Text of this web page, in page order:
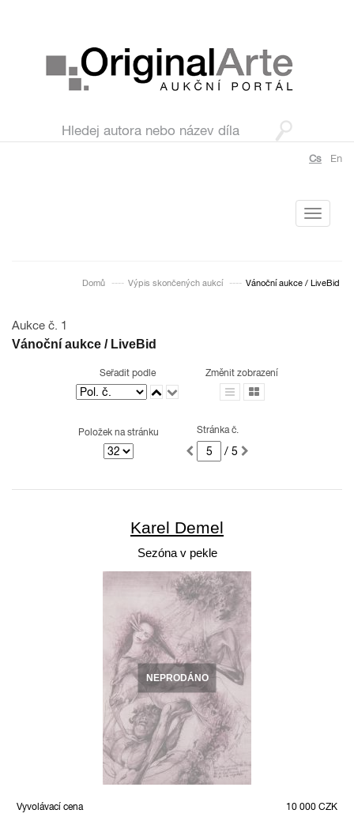
Cs En
Toggle
Domů Výpis skončených aukcí Vánoční aukce / LiveBid
Aukce č. 1
Vánoční aukce / LiveBid
Seřadit podle Změnit zobrazení
Položek na stránku Stránka č.
/ 5
Karel Demel
Sezóna v pekle
NEPRODÁNO
Vyvolávací cena 10 000 CZK